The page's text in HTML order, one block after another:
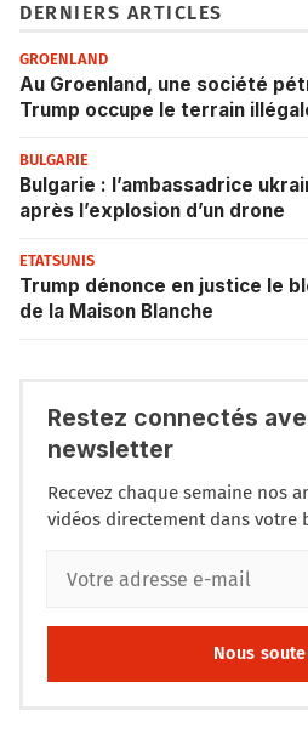
DERNIERS ARTICLES
GROENLAND
Au Groenland, une société
Trump occupe le terrain
BULGARIE
Bulgarie : l’ambassadrice
après l’explosion d’un drone
ETATSUNIS
Trump dénonce en justice le
de la Maison Blanche
Restez connectés
newsletter
Recevez chaque semaine nos
vidéos directement dans votre
Nous